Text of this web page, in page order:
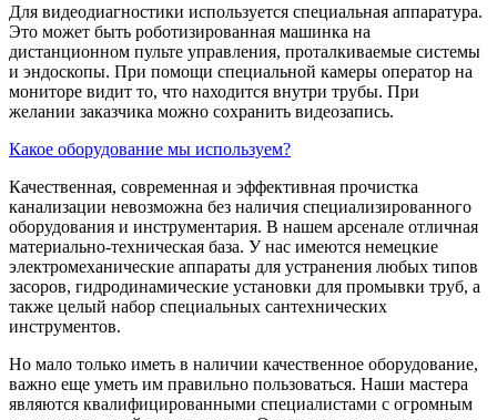
Для видеодиагностики используется специальная аппаратура.
Это может быть роботизированная машинка на
дистанционном пульте управления, проталкиваемые системы
и эндоскопы. При помощи специальной камеры оператор на
мониторе видит то, что находится внутри трубы. При
желании заказчика можно сохранить видеозапись.
Какое оборудование мы используем?
Качественная, современная и эффективная прочистка
канализации невозможна без наличия специализированного
оборудования и инструментария. В нашем арсенале отличная
материально-техническая база. У нас имеются немецкие
электромеханические аппараты для устранения любых типов
засоров, гидродинамические установки для промывки труб, а
также целый набор специальных сантехнических
инструментов.
Но мало только иметь в наличии качественное оборудование,
важно еще уметь им правильно пользоваться. Наши мастера
являются квалифицированными специалистами с огромным